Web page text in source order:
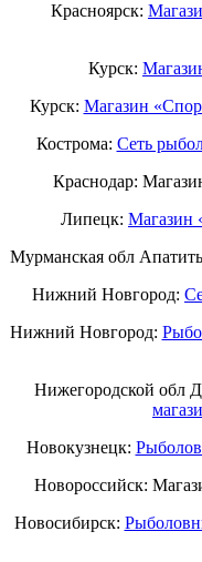
Красноярск:
Курск:
Курск: Магазин
Кострома: Сеть
Краснодар:
Липецк: Магазин
Мурманская обл
Нижний Новгород:
Нижний Новгород:
Нижегородской обл
Новокузнецк:
Новороссийск:
Новосибирск: